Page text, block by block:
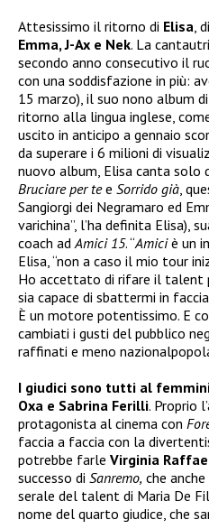
Attesissimo il ritorno di Elisa ,
Emma, J-Ax e Nek. La
secondo anno consecutivo il
con una soddisfazione in più:
15 marzo), il suo nono album
ritorno alla lingua inglese,
uscito in anticipo a gennaio
da superare i 6 milioni di
nuovo album, Elisa canta solo
Bruciare per tee Sorrido già ,
Sangiorgi dei Negramaro ed
varichina”, l’ha definita Elisa),
coach ad Amici 15. “Amiciè un
Elisa, “non a caso il mio tour
Ho accettato di rifare il talent
sia capace di sbattermi in
È un motore potentissimo. E
cambiati i gusti del pubblico
raffinati e meno
I giudici sono tutti al
Oxa e Sabrina Ferilli. Proprio
protagonista al cinema con
faccia a faccia con la
potrebbe farle Virginia
successo di Sanremo, che
serale del talent di Maria De
nome del quarto giudice, che